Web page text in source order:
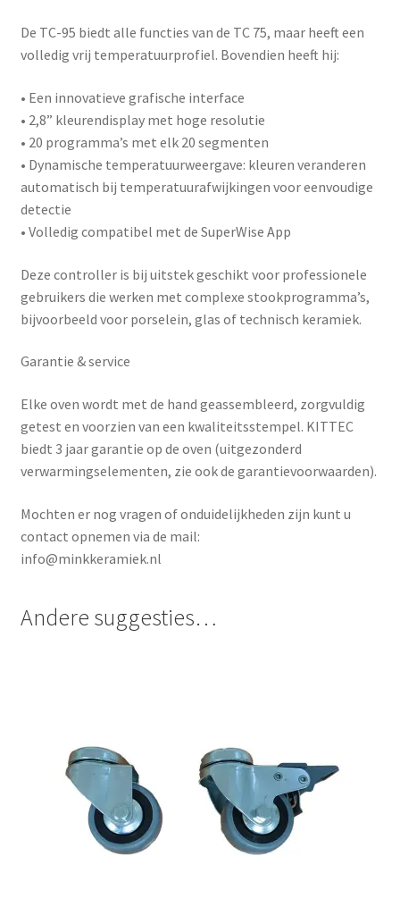
De TC-95 biedt alle functies van de TC 75, maar heeft een
volledig vrij temperatuurprofiel. Bovendien heeft hij:
• Een innovatieve grafische interface
• 2,8” kleurendisplay met hoge resolutie
• 20 programma’s met elk 20 segmenten
• Dynamische temperatuurweergave: kleuren veranderen
automatisch bij temperatuurafwijkingen voor eenvoudige
detectie
• Volledig compatibel met de SuperWise App
Deze controller is bij uitstek geschikt voor professionele
gebruikers die werken met complexe stookprogramma’s,
bijvoorbeeld voor porselein, glas of technisch keramiek.
Garantie & service
Elke oven wordt met de hand geassembleerd, zorgvuldig
getest en voorzien van een kwaliteitsstempel. KITTEC
biedt 3 jaar garantie op de oven (uitgezonderd
verwarmingselementen, zie ook de garantievoorwaarden).
Mochten er nog vragen of onduidelijkheden zijn kunt u
contact opnemen via de mail:
info@minkkeramiek.nl
Andere suggesties…